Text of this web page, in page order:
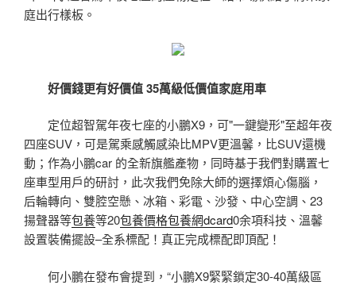
庭出行樣板。
好價錢更有好價值 35萬級低價值家庭用車
定位超智駕年夜七座的小鵬X9，可"一鍵變形"至超年夜
四座SUV，可是駕乘感觸感染比MPV更溫馨，比SUV還機
動；作為小鵬car 的全新旗艦產物，同時基于我們對購置七
座車型用戶的研討，此次我們免除大師的選擇煩心傷腦，
后輪轉向、雙腔空懸、冰箱、彩電、沙發、中心空調、23
揚聲器等包養等20包養價格包養網dcard0余項科技、溫馨
設置裝備擺設–全系標配！真正完成標配即頂配！
何小鵬在發布會提到，“小鵬X9緊緊鎖定30-40萬級區